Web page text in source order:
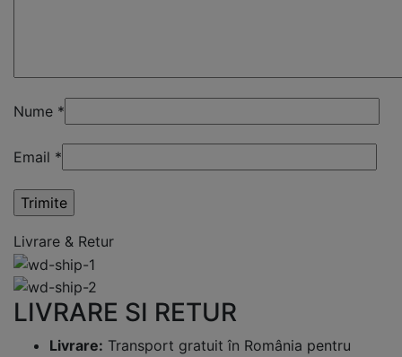
Nume *
Email *
Livrare & Retur
LIVRARE SI RETUR
Livrare: Transport gratuit în România pentru